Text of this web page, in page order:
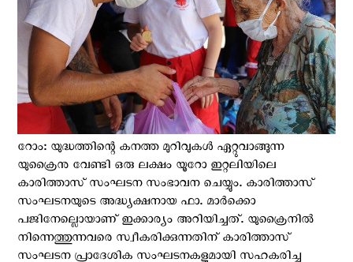
റോം: യുദ്ധത്തിന്റെ കനത്ത മുറിവുകള്‍ ഏറ്റുവാങ്ങുന്ന
യുക്രൈനു വേണ്ടി ഒരു ലക്ഷം യൂറോ ഇറ്റലിയിലെ
കാരിത്താസ് സംഘടന സംഭാവന ചെയ്യും. കാരിത്താസ്
സംഘടനയുടെ അദ്ധ്യക്ഷനായ ഫാ. മാർക്കൊ
പജിനേല്ലൊയാണ് ഇക്കാര്യം അറിയിച്ചത്. യുക്രൈനിൽ
നിന്നെത്തുന്നവരെ സ്വീകരിക്കുന്നതിന് കാരിത്താസ്
സംഘടന പ്രാദേശിക സംഘടനകളുമായി സഹകരിച്ചു